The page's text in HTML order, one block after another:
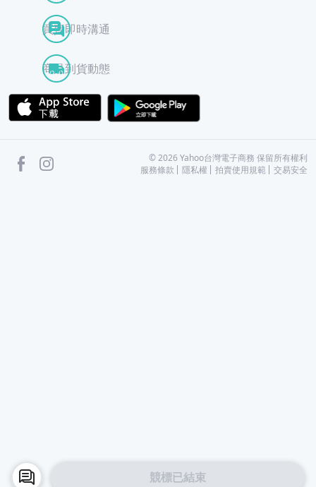
競標已結束
買賣即時溝通
商品到貨動態
APP Store
facebook ©2026 Yahoo台灣電子商務 保留所有權利
服務條款
隱私權 拍賣使用規範 交易安全